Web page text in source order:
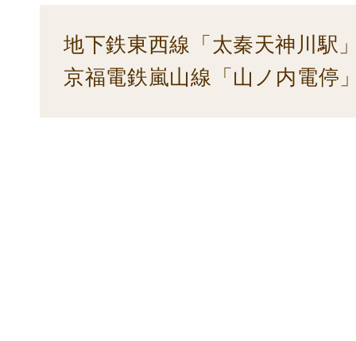
地下鉄東西線「太秦天神川駅
京福電鉄嵐山線「山ノ内電停